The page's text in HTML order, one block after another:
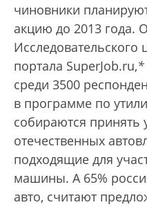
чиновники
акцию до 2013 года.
Исследовательского
портала SuperJob.ru,*
среди 3500
в программе по
собираются принять
отечественных
подходящие для
машины. А 65%
авто, считают